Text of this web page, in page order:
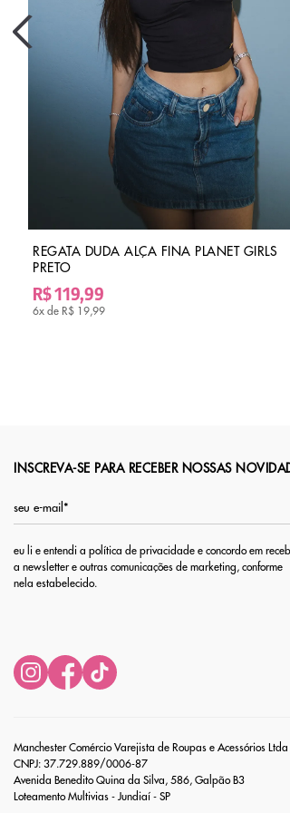
REGATA DUDA ALÇA FINA PLANET GIRLS
PRETO
R$ 119,99
6x de R$ 19,99
INSCREVA-SE PARA RECEBER NOSSAS
eu li e entendi a política de privacidade e concordo em
a newsletter e outras comunicações de marketing, conforme
nela estabelecido.
Manchester Comércio Varejista de Roupas e Acessórios Ltda
CNPJ: 37.729.889/0006-87
Avenida Benedito Quina da Silva, 586, Galpão B3
Loteamento Multivias - Jundiaí - SP